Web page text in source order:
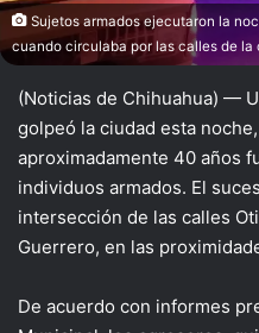
Sujetos armados ejecutaron la
cuando circulaba por las calles de la
(Noticias de Chihuahua) —
golpeó la ciudad esta
aproximadamente 40 años
individuos armados. El
intersección de las calles
Guerrero, en las
De acuerdo con informes